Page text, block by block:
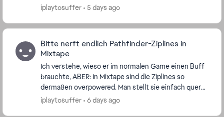
oder sonst etwas (z.B. auf der Caustic-Cont...
iplaytosuffer 5 days ago
Bitte nerft endlich Pathfinder-Ziplines in
Mixtape
Ich verstehe, wieso er im normalen Game einen Buff
brauchte, ABER: In Mixtape sind die Ziplines so
dermaßen overpowered. Man stellt sie einfach quer
über die komplette Map und in Controll z.B. bleib...
iplaytosuffer 6 days ago